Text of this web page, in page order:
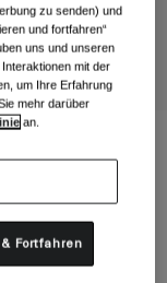
zu senden) und
und fortfahren“
uns und unseren
mit der
um Ihre Erfahrung
mehr darüber
an.
Fortfahren